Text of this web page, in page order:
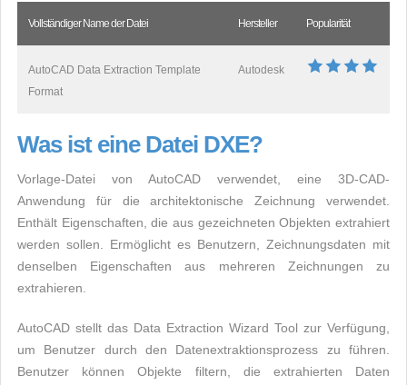
Vollständiger Name der Datei Hersteller Popularität
AutoCAD Data Extraction Template
Format
Autodesk
Was ist eine Datei DXE?
Vorlage-Datei von AutoCAD verwendet, eine 3D-CAD-
Anwendung für die architektonische Zeichnung verwendet.
Enthält Eigenschaften, die aus gezeichneten Objekten extrahiert
werden sollen. Ermöglicht es Benutzern, Zeichnungsdaten mit
denselben Eigenschaften aus mehreren Zeichnungen zu
extrahieren.
AutoCAD stellt das Data Extraction Wizard Tool zur Verfügung,
um Benutzer durch den Datenextraktionsprozess zu führen.
Benutzer können Objekte filtern, die extrahierten Daten